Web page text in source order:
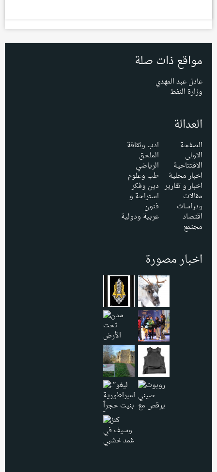
مواقع ذات صلة
عادل عبد المهدي
وزارة النفط
العدالة
الصفحة
الاولى
الافتتاحية
اخبار محلية
اخبار و تقارير
مقالات
ودراسات
اقتصاد
مجتمع
ادب وثقافة
الملحق
الرياضي
طب وعلوم
دين وفكر
استراحة و
فنون
عربية ودولية
اخبار مصورة